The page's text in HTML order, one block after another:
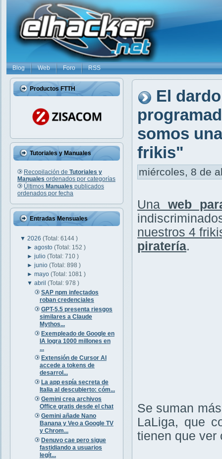
Blog Web Foro RSS
Productos FTTH
Tutoriales y Manuales
Recopilación de Tutoriales y
Manuales ordenados por categorías
Últimos Manuales publicados
ordenados por fecha
Entradas Mensuales
▼ 2026 (Total: 6144 )
►agosto(Total: 152 )
►julio(Total: 710 )
►junio(Total: 898 )
►mayo(Total: 1081 )
▼abril(Total: 978 )
SAP npm infectados
roban credenciales
GPT-5.5 presenta riesgos
similares a Claude
Mythos...
Exempleado de Google en
IA logra 1000 millones en
...
Extensión de Cursor AI
accede a tokens de
desarrol...
La app espía secreta de
Italia al descubierto: cóm...
Gemini crea archivos
Office gratis desde el chat
Gemini añade Nano
Banana y Veo a Google TV
y Chrom...
Denuvo cae pero sigue
fastidiando a usuarios
legít...
El
somos
frikis"
miércoles, 8 de
Una web
nuestros 4
piratería.
Se suman
LaLiga, que
tienen que ver